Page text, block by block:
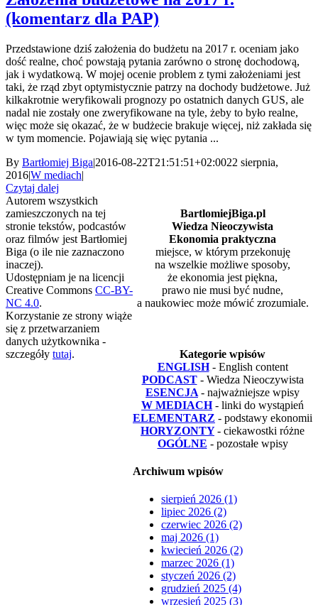
(komentarz dla PAP)
Przedstawione dziś założenia do budżetu na 2017 r. oceniam jako
dość realne, choć powstają pytania zarówno o stronę dochodową,
jak i wydatkową. W mojej ocenie problem z tymi założeniami jest
taki, że rząd zbyt optymistycznie patrzy na dochody budżetowe. Już
kilkakrotnie weryfikowali prognozy po ostatnich danych GUS, ale
nadal nie zostały one zweryfikowane na tyle, żeby to było realne,
więc może się okazać, że w budżecie brakuje więcej, niż zakłada się
w tym momencie. Pojawiają się więc pytania ...
By Bartłomiej Biga|2016-08-22T21:51:51+02:0022 sierpnia,
2016|W mediach|
Czytaj dalej
BartlomiejBiga.pl
Wiedza Nieoczywista
Ekonomia praktyczna
miejsce, w którym przekonuję
na wszelkie możliwe sposoby,
że ekonomia jest piękna,
prawo nie musi być nudne,
a naukowiec może mówić zrozumiale.
Kategorie wpisów
ENGLISH - English content
PODCAST - Wiedza Nieoczywista
ESENCJA - najważniejsze wpisy
W MEDIACH - linki do wystąpień
ELEMENTARZ - podstawy ekonomii
HORYZONTY - ciekawostki różne
OGÓLNE - pozostałe wpisy
Archiwum wpisów
sierpień 2026 (1)
lipiec 2026 (2)
czerwiec 2026 (2)
maj 2026 (1)
kwiecień 2026 (2)
marzec 2026 (1)
styczeń 2026 (2)
grudzień 2025 (4)
wrzesień 2025 (3)
Autorem wszystkich
zamieszczonych na tej
stronie tekstów, podcastów
oraz filmów jest Bartłomiej
Biga (o ile nie zaznaczono
inaczej).
Udostępniam je na licencji
Creative Commons CC-BY-
NC 4.0.
Korzystanie ze strony wiąże
się z przetwarzaniem
danych użytkownika -
szczegóły tutaj.